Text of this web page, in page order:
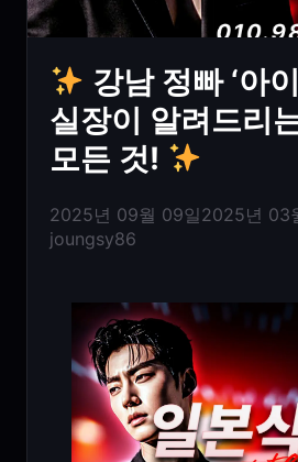
강남 정빠 ‘아
실장이 알려드리
모든 것!
2025년 09월 09일2025년 03
joungsy86